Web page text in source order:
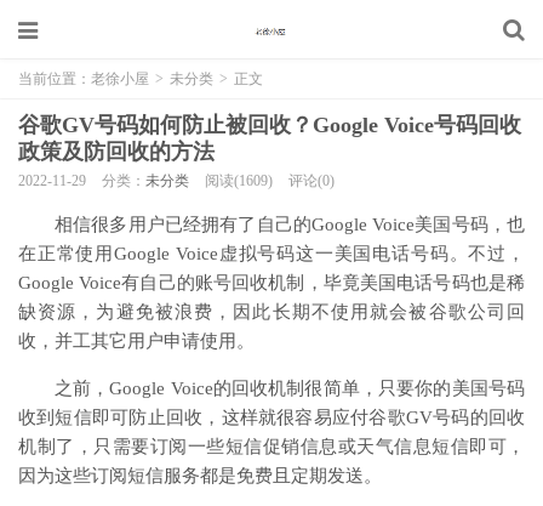
当前位置： 老徐小屋 > 未分类 > 正文
谷歌GV号码如何防止被回收？Google Voice号码回收
政策及防回收的方法
2022-11-29 分类： 未分类 阅读(1609) 评论(0)
相信很多用户已经拥有了自己的Google Voice美国号码，也
在正常使用Google Voice虚拟号码这一美国电话号码。不过，
Google Voice有自己的账号回收机制，毕竟美国电话号码也是稀
缺资源，为避免被浪费，因此长期不使用就会被谷歌公司回
收，并工其它用户申请使用。
之前，Google Voice的回收机制很简单，只要你的美国号码
收到短信即可防止回收，这样就很容易应付谷歌GV号码的回收
机制了，只需要订阅一些短信促销信息或天气信息短信即可，
因为这些订阅短信服务都是免费且定期发送。